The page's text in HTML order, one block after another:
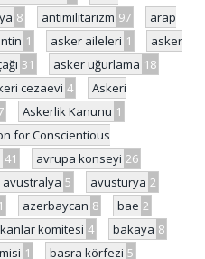
8 antimilitarizm 97
arap
1 asker aileleri 1
asker
31 asker uğurlama 18
cezaevi 4
Askeri
Askerlik Kanunu 1
for Conscientious
41 avrupa konseyi 26
avustralya 5 avusturya 2
1 azerbaycan 8 bae 2
komitesi 4 bakaya 8
1 basra körfezi 5